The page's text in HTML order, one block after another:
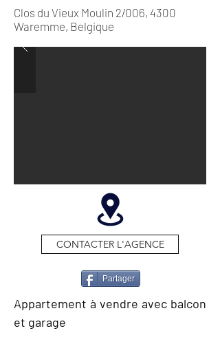
Clos du Vieux Moulin 2/006, 4300
Waremme, Belgique
CONTACTER L'AGENCE
Partager
Appartement à vendre avec balcon
et garage